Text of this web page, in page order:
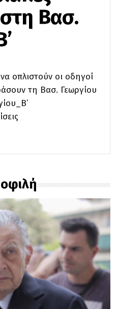
στη Βασ.
οπλιστούν οι οδηγοί
τη Βασ. Γεωργίου